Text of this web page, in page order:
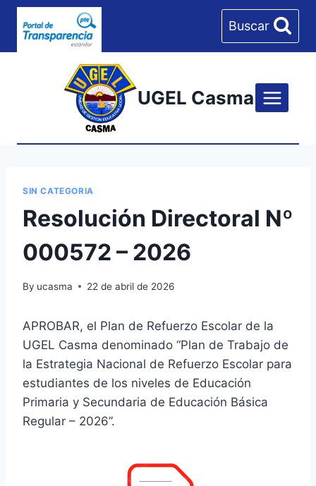
Skip
Buscar
UGEL Casma
SIN CATEGORIA
Resolución Directoral Nº
000572 – 2026
By ucasma 22 de abril de 2026
APROBAR, el Plan de Refuerzo Escolar de la
UGEL Casma denominado “Plan de Trabajo de
la Estrategia Nacional de Refuerzo Escolar para
estudiantes de los niveles de Educación
Primaria y Secundaria de Educación Básica
Regular – 2026”.